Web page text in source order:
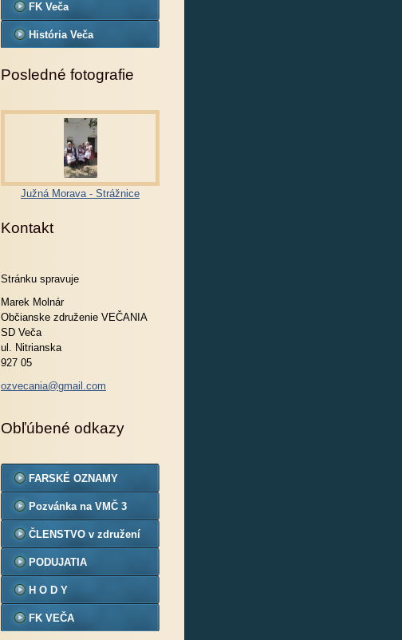
FK Veča
História Veča
Posledné fotografie
Južná Morava - Strážnice
Kontakt
Stránku spravuje
Marek Molnár
Občianske združenie VEČANIA
SD Veča
ul. Nitrianska
927 05
ozvecania@gmail.com
Obľúbené odkazy
FARSKÉ OZNAMY
Pozvánka na VMČ 3
ČLENSTVO v združení
PODUJATIA
H O D Y
FK VEČA